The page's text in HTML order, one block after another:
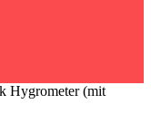
Hygrometer (mit